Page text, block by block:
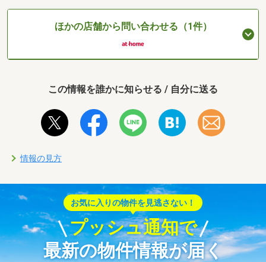
ほかの店舗から問い合わせる（1件）
この情報を誰かに知らせる / 自分に送る
情報の見方
お気に入りの物件を見逃さない！
プッシュ通知で
最新の物件情報が届く